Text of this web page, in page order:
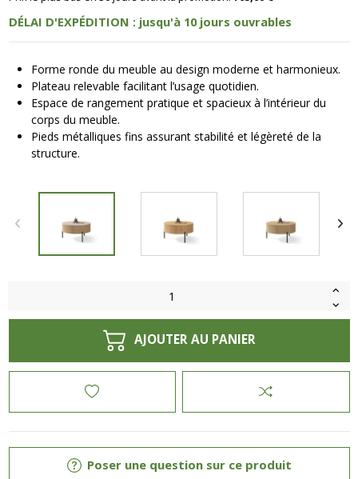
DÉLAI D'EXPÉDITION : jusqu'à 10 jours ouvrables
Forme ronde du meuble au design moderne et harmonieux.
Plateau relevable facilitant l’usage quotidien.
Espace de rangement pratique et spacieux à l’intérieur du
corps du meuble.
Pieds métalliques fins assurant stabilité et légèreté de la
structure.
AJOUTER AU PANIER
Poser une question sur ce produit